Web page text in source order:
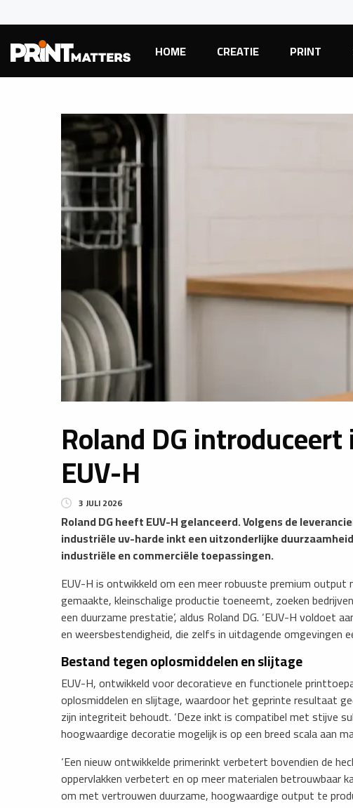
HOME CREATIE PRINT
Roland DG
EUV-H
3 JULI 2026
​Roland DG heeft EUV-H gelanceerd. Volgens de
industriële uv-harde inkt een uitzonderlijke
industriële en commerciële toepassingen.
EUV-H is ontwikkeld om een meer robuuste premium
gemaakte, kleinschalige productie toeneemt, zoeken
een duurzame prestatie’, aldus Roland DG. ‘EUV-H voldoet
en weersbestendigheid, die zelfs in uitdagende omgevingen
Bestand tegen oplosmiddelen en slijtage
EUV-H, ontwikkeld voor decoratieve en functionele
oplosmiddelen en slijtage, waardoor het geprinte resultaat
zijn integriteit behoudt. ‘Deze inkt is compatibel met stijve
hoogwaardige decoratie mogelijk is op een breed scala aan
‘Een nieuw ontwikkelde primerinkt verbetert bovendien de
oppervlakken verbetert en op meer materialen betrouwbaar
om met vertrouwen duurzame, hoogwaardige output te